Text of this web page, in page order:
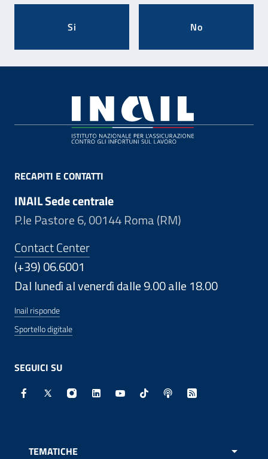
Si No
RECAPITI E CONTATTI
INAIL Sede centrale
P.le Pastore 6, 00144 Roma (RM)
Contact Center
(+39) 06.6001
Dal lunedì al venerdì dalle 9.00 alle 18.00
Inail risponde
Sportello digitale
SEGUICI SU
Facebook - Sito esterno - Apertura in nuova finestra
X - Sito esterno - Apertura in nuova finestra
Instagram - Sito esterno - Apertura in
Linkedin - Sito esterno - Apertura in
Youtube - Sito esterno -
TikTok - Sito esterno -
Spreaker - Sito
Feed RSS -
TEMATICHE